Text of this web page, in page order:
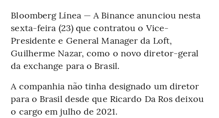
Bloomberg Línea — A Binance anunciou nesta
sexta-feira (23) que contratou o Vice-
Presidente e General Manager da Loft,
Guilherme Nazar, como o novo diretor-geral
da exchange para o Brasil.
A companhia não tinha designado um diretor
para o Brasil desde que Ricardo Da Ros deixou
o cargo em julho de 2021.